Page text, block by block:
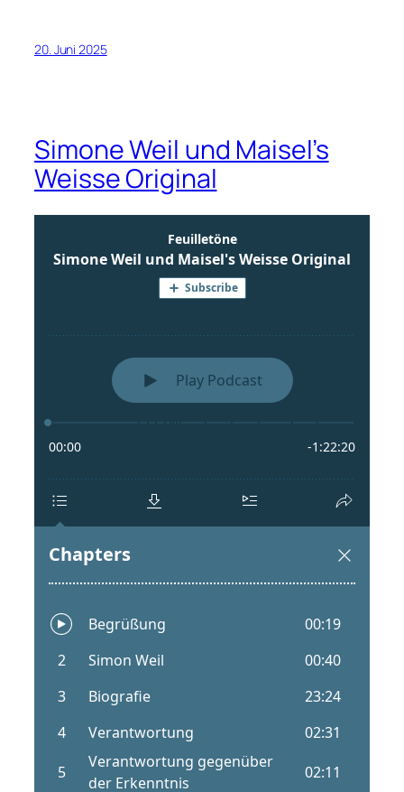
20. Juni 2025
Simone Weil und Maisel’s
Weisse Original